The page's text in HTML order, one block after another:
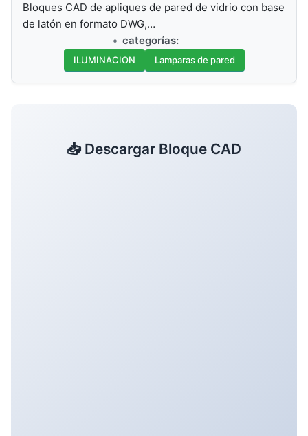
Bloques CAD de apliques de pared de vidrio con base
de latón en formato DWG,…
categorías:
ILUMINACION Lamparas de pared
📥 Descargar Bloque CAD